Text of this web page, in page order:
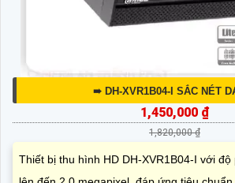
➠ DH-XVR1B04-I SẮC NÉT
1,450,000 ₫
1,820,000 ₫
Thiết bị thu hình HD DH-XVR1B04-I với